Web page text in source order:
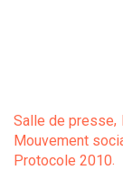
Salle de presse
Mouvement
Protocole 2010